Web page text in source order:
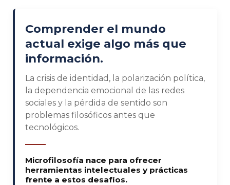
Comprender el mundo
actual exige algo más que
información.
La crisis de identidad, la polarización política,
la dependencia emocional de las redes
sociales y la pérdida de sentido son
problemas filosóficos antes que
tecnológicos.
Microfilosofía nace para ofrecer
herramientas intelectuales y prácticas
frente a estos desafíos.